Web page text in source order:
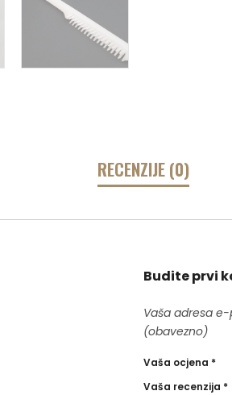
RECENZIJE (0)
Budite prvi
Vaša adresa
(obavezno)
Vaša ocjena *
Vaša recenzija *